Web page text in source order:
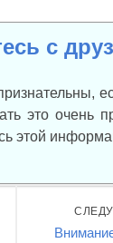
с
это очень
этой